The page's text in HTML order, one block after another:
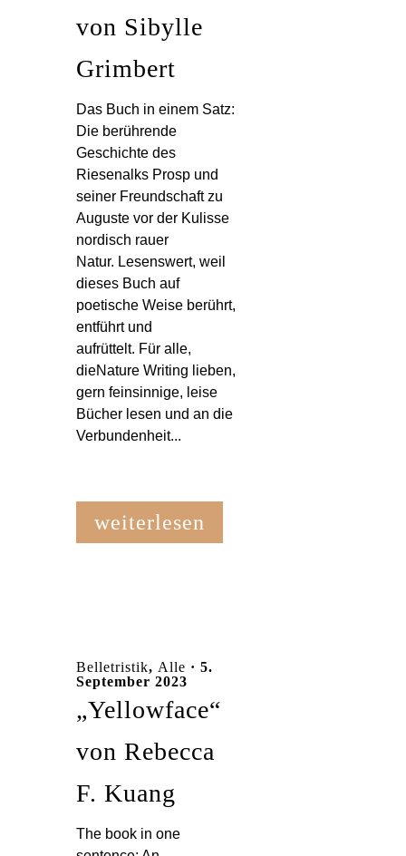
von Sibylle
Grimbert
Das Buch in einem Satz:
Die berührende
Geschichte des
Riesenalks Prosp und
seiner Freundschaft zu
Auguste vor der Kulisse
nordisch rauer
Natur. Lesenswert, weil
dieses Buch auf
poetische Weise berührt,
entführt und
aufrüttelt. Für alle,
dieNature Writing lieben,
gern feinsinnige, leise
Bücher lesen und an die
Verbundenheit...
weiterlesen
Belletristik, Alle · 5.
September 2023
„Yellowface“
von Rebecca
F. Kuang
The book in one